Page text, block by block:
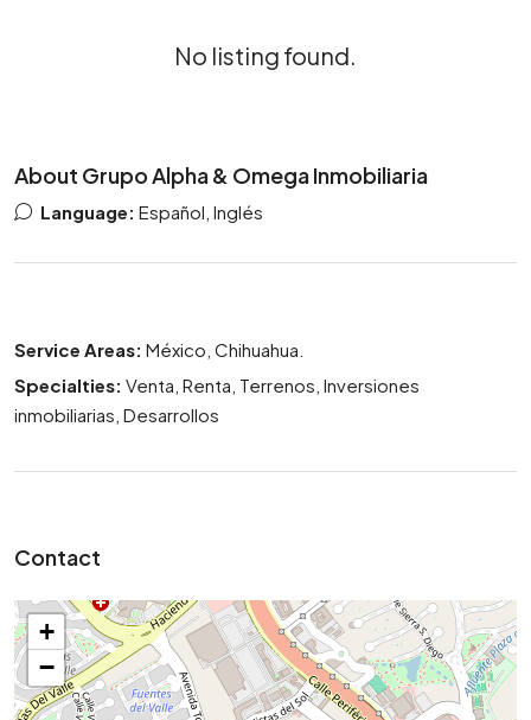
No listing found.
About Grupo Alpha & Omega Inmobiliaria
Language: Español, Inglés
Service Areas: México, Chihuahua.
Specialties: Venta, Renta, Terrenos, Inversiones
inmobiliarias, Desarrollos
Contact
+
−